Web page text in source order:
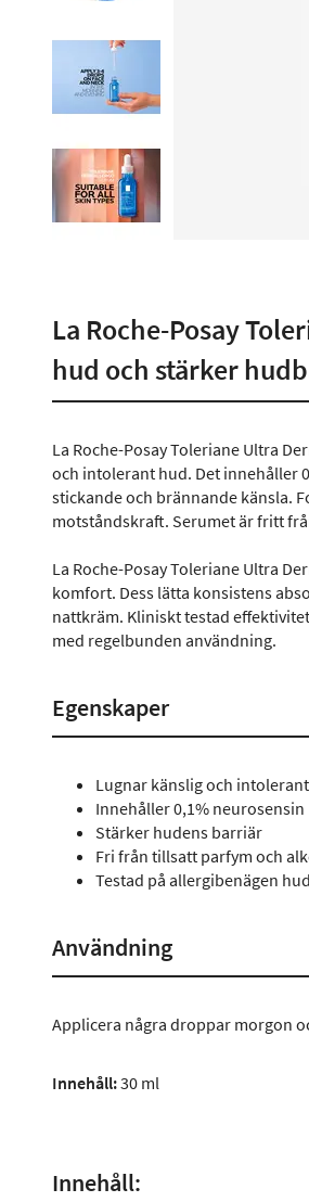
La Roche-Posay
hud och stärker
La Roche-Posay Toleriane Ultra
och intolerant hud. Det innehåller
stickande och brännande känsla.
motståndskraft. Serumet är fritt
La Roche-Posay Toleriane Ultra
komfort. Dess lätta konsistens
nattkräm. Kliniskt testad
med regelbunden användning.
Egenskaper
Lugnar känslig och
Innehåller 0,1% neurosensin
Stärker hudens barriär
Fri från tillsatt parfym och
Testad på allergibenägen hud
Användning
Applicera några droppar morgon
Innehåll:30 ml
Innehåll: